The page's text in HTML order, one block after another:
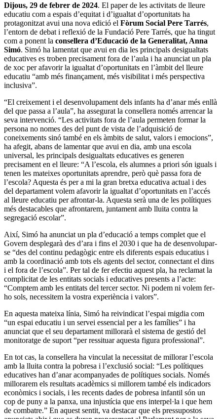
Dijous, 29 de febrer de 2024. El paper de les activitats de lleure
educatiu com a espais d’equitat i d’igualtat d’oportunitats ha
protagonitzat avui una nova edició el Fòrum Social Pere Tarrés,
l’entorn de debat i reflexió de la Fundació Pere Tarrés, que ha tingut
com a ponent la consellera d’Educació de la Generalitat, Anna
Simó. Simó ha lamentat que avui en dia les principals desigualtats
educatives es troben precisament fora de l’aula i ha anunciat un pla
de xoc per afavorir la igualtat d’oportunitats en l’àmbit del lleure
educatiu “amb més finançament, més visibilitat i més perspectiva
inclusiva”.
“El creixement i el desenvolupament dels infants ha d’anar més enllà
del que passa a l’aula”, ha assegurat la consellera només arrencar la
seva intervenció. “Les activitats fora de l’aula permeten formar la
persona no nomes des del punt de vista de l’adquisició de
coneixements sinó també en els àmbits de salut, valors i emocions”,
ha afegit, abans de lamentar que avui en dia, amb una escola
universal, les principals desigualtats educatives es generen
precisament en el lleure: “A l’escola, els alumnes a priori són iguals i
tenen les mateixes oportunitats aprendre, però què passa fora de
l’escola? Aquesta és per a mi la gran bretxa educativa actual i des
del departament volem afavorir la igualtat d’oportunitats en l’accés
al lleure educatiu per afrontar-la. Aquesta serà una de les polítiques
més destacables que afrontarem, juntament amb lluita contra la
segregació escolar”.
Així, Simó ha anunciat un pla d’educació a temps complet que el
Govern desplegarà des d’ara i fins el 2030 i que ha de desenvolupar-
se “des del continu pedagògic entre els diferents espais educatius i
amb la coordinació amb tots els agents del sector, connectant el dins
i el fora de l’escola”. Per tal de fer efectiu aquest pla, ha reclamat la
complicitat de les entitats socials i educatives presents a l’acte:
“Comptem amb les entitats del tercer sector. Ni podem ni volem fer-
ho sols, necessitem la vostra experiència i valors”.
En aquesta mateixa línia, Simó ha reivindicat l’espai migdia com
“un espai educatiu i un servei essencial per a les famílies” i ha
anunciat que el seu departament millorarà el sistema de gestió del
monitoratge de suport “per ressituar aquesta figura professional”.
En tot cas, la consellera ha vinculat la necessitat de millorar l’escola
amb la lluita contra la pobresa i l’exclusió social: “Les polítiques
educatives han d’anar acompanyades de polítiques socials. Només
millorarem els resultats acadèmics si millorem també els indicadors
econòmics i socials, i les recents dades de pobresa infantil són un
cop de puny a la panxa, una injustícia que ens interpel·la i que hem
de combatre.” En aquest sentit, va destacar que els pressupostos